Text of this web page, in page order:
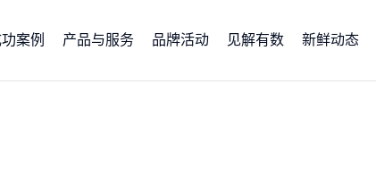
案例 产品与服务 品牌活动 见解有数 新鲜动态